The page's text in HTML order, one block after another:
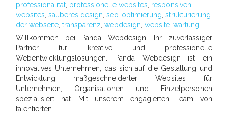
professionalität professionelle websites responsiven
websites sauberes design seo-optimierung strukturierung
der webseite transparenz webdesign website-wartung
Willkommen bei Panda Webdesign: Ihr zuverlässiger
Partner für kreative und professionelle
Webentwicklungslösungen. Panda Webdesign ist ein
innovatives Unternehmen, das sich auf die Gestaltung und
Entwicklung maßgeschneiderter Websites für
Unternehmen, Organisationen und Einzelpersonen
spezialisiert hat. Mit unserem engagierten Team von
talentierten